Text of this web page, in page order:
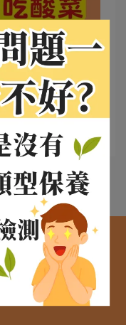
全攻略！
市面上的酸菜種繁